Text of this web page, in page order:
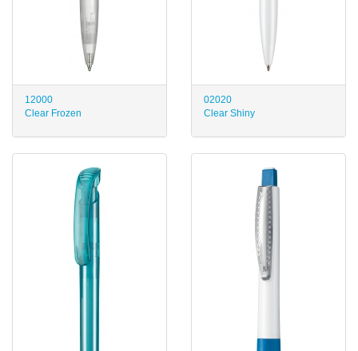
12000
Clear Frozen
02020
Clear Shiny